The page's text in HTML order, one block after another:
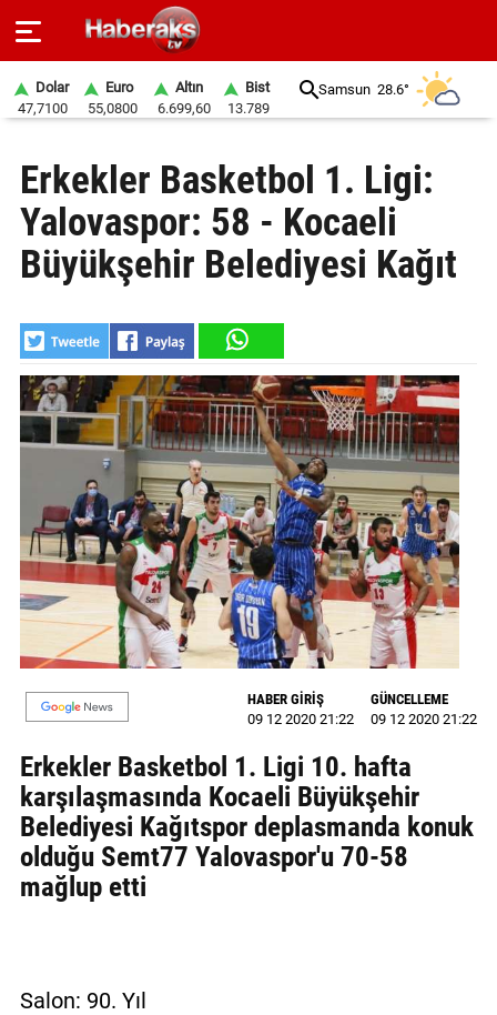
SPOR
YAŞAM
EKONOMİ
BELEDİYELER
SAĞLIK
SİYASET
EĞİTİM
GALERİ
VİDEO
YAZARLAR
BİZE
ULAŞIN
İletişim
Gizlilik
Sözleşmesi
Dolar
47,7100
Euro
55,0800
Altın
6.699,60
Bist
13.789
Samsun 28.6°
Erkekler Basketbol 1. Ligi:
Yalovaspor: 58 - Kocaeli
Büyükşehir Belediyesi Kağıt
HABER GİRİŞ
09 12 2020 21:22
GÜNCELLEME
09 12 2020 21:22
Erkekler Basketbol 1. Ligi 10. hafta
karşılaşmasında Kocaeli Büyükşehir
Belediyesi Kağıtspor deplasmanda konuk
olduğu Semt77 Yalovaspor'u 70-58
mağlup etti
Salon: 90. Yıl